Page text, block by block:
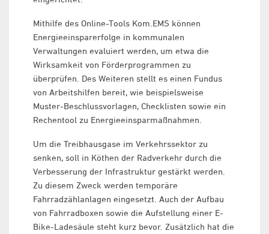
Mithilfe des Online-Tools Kom.EMS können
Energieeinsparerfolge in kommunalen
Verwaltungen evaluiert werden, um etwa die
Wirksamkeit von Förderprogrammen zu
überprüfen. Des Weiteren stellt es einen Fundus
von Arbeitshilfen bereit, wie beispielsweise
Muster-Beschlussvorlagen, Checklisten sowie ein
Rechentool zu Energieeinsparmaßnahmen.
Um die Treibhausgase im Verkehrssektor zu
senken, soll in Köthen der Radverkehr durch die
Verbesserung der Infrastruktur gestärkt werden.
Zu diesem Zweck werden temporäre
Fahrradzählanlagen eingesetzt. Auch der Aufbau
von Fahrradboxen sowie die Aufstellung einer E-
Bike-Ladesäule steht kurz bevor. Zusätzlich hat die